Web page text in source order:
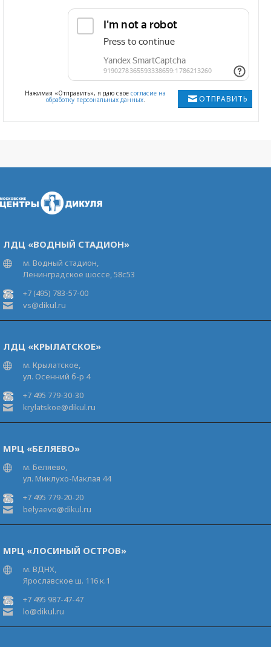
ОТПРАВИТЬ
Нажимая «Отправить», я даю свое согласие на
обработку персональных данных.
ЛДЦ «ВОДНЫЙ СТАДИОН»
м. Водный стадион,
Ленинградское шоссе, 58с53
+7 (495) 783-57-00
vs@dikul.ru
ЛДЦ «КРЫЛАТСКОЕ»
м. Крылатское,
ул. Осенний б-р 4
+7 495 779-30-30
krylatskoe@dikul.ru
МРЦ «БЕЛЯЕВО»
м. Беляево,
ул. Миклухо-Маклая 44
+7 495 779-20-20
belyaevo@dikul.ru
МРЦ «ЛОСИНЫЙ ОСТРОВ»
м. ВДНХ,
Ярославское ш. 116 к.1
+7 495 987-47-47
lo@dikul.ru